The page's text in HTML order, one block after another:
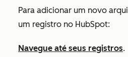
Para adicionar um novo
um registro no HubSpot:
Navegue até seus registros.